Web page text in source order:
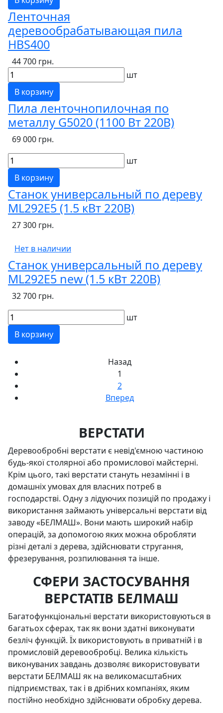
Ленточная
деревообрабатывающая пила
HBS400
44 700 грн.
шт
В корзину
Пила ленточнопилочная по
металлу G5020 (1100 Вт 220В)
69 000 грн.
шт
В корзину
Станок универсальный по дереву
ML292E5 (1.5 кВт 220В)
27 300 грн.
Нет в наличии
Станок универсальный по дереву
ML292E5 new (1.5 кВт 220В)
32 700 грн.
шт
В корзину
Назад
1
2
Вперед
ВЕРСТАТИ
Деревообробні верстати є невід'ємною частиною
будь-якої столярної або промислової майстерні.
Крім цього, такі верстати стануть незамінні і в
домашніх умовах для власних потреб в
господарстві. Одну з лідуючих позицій по продажу і
використання займають універсальні верстати від
заводу «БЕЛМАШ». Вони мають широкий набір
операцій, за допомогою яких можна обробляти
різні деталі з дерева, здійснювати стругання,
фрезерування, розпилювання та інше.
СФЕРИ ЗАСТОСУВАННЯ
ВЕРСТАТІВ БЕЛМАШ
Багатофункціональні верстати використовуються в
багатьох сферах, так як вони здатні виконувати
безліч функцій. Їх використовують в приватній і в
промисловій деревообробці. Велика кількість
виконуваних завдань дозволяє використовувати
верстати БЕЛМАШ як на великомасштабних
підприємствах, так і в дрібних компаніях, яким
постійно необхідно здійснювати обробку дерева.